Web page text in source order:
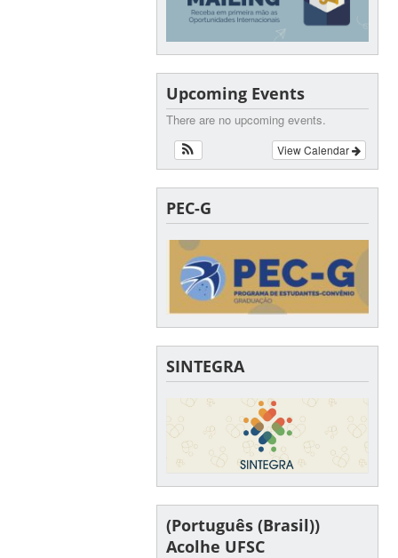
Upcoming Events
There are no upcoming events.
View Calendar
PEC-G
SINTEGRA
(Português (Brasil))
Acolhe UFSC